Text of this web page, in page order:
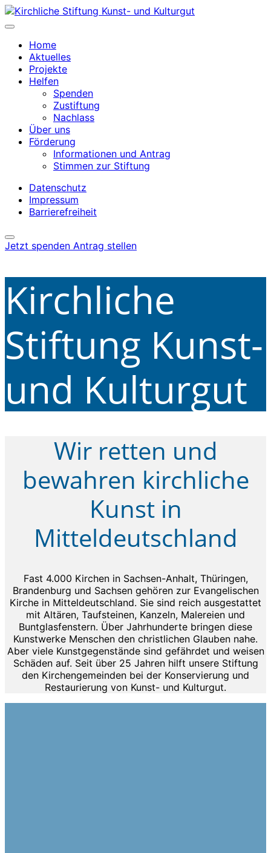
Home
Aktuelles
Projekte
Helfen
Spenden
Zustiftung
Nachlass
Über uns
Förderung
Informationen und Antrag
Stimmen zur Stiftung
Datenschutz
Impressum
Barrierefreiheit
Jetzt spenden Antrag stellen
Kirchliche
Stiftung Kunst-
und Kulturgut
Wir retten und
bewahren kirchliche
Kunst in
Mitteldeutschland
Fast 4.000 Kirchen in Sachsen-Anhalt, Thüringen,
Brandenburg und Sachsen gehören zur Evangelischen
Kirche in Mitteldeutschland. Sie sind reich ausgestattet
mit Altären, Taufsteinen, Kanzeln, Malereien und
Buntglasfenstern. Über Jahrhunderte bringen diese
Kunstwerke Menschen den christlichen Glauben nahe.
Aber viele Kunstgegenstände sind gefährdet und weisen
Schäden auf. Seit über 25 Jahren hilft unsere Stiftung
den Kirchengemeinden bei der Konservierung und
Restaurierung von Kunst- und Kulturgut.